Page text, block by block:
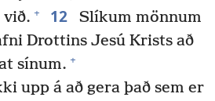
við. + 12
Slíkum mönnum
Drottins Jesú Krists að
sínum. +
upp á að gera það sem er